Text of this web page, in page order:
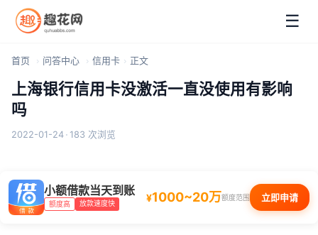
☰
首页 问答中心 信用卡 正文
上海银行信用卡没激活一直没使用有影响
吗
2022-01-24 · 183 次浏览
小额借款当天到账
额度高 放款速度快 ¥1000~20万额度范围 立即申请